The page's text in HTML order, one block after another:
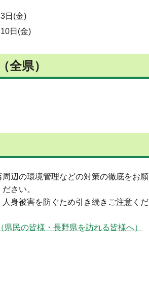
日(金)
日(金)
全県）
辺の環境管理などの対策の徹底をお願
さい。
身被害を防ぐため引き続きご注意くだ
民の皆様・長野県を訪れる皆様へ）